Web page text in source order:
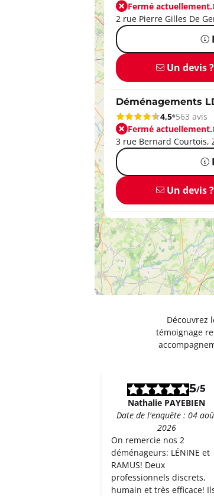
Fermé actuellement.
2 rue Pierre Gilles De
Un devis ?
Déménagements
4,5 563 avis
Fermé actuellement.
3 rue Bernard Courtois,
Un devis ?
Découvrez
témoignage
5/5
Nathalie PAYEBIEN
Date de l'enquête : 04
2026
On remercie nos 2
déménageurs: LÉNINE et
RAMUS! Deux
professionnels discrets,
humain et très efficace!